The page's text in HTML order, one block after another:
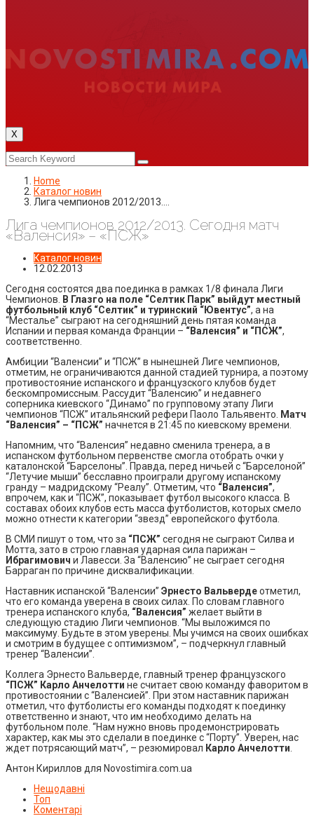
X
Home
Каталог новин
Лига чемпионов 2012/2013.…
Лига чемпионов 2012/2013. Сегодня матч
«Валенсия» – «ПСЖ»
Каталог новин
12.02.2013
Сегодня состоятся два поединка в рамках 1/8 финала Лиги
Чемпионов. В Глазго на поле “Селтик Парк” выйдут местный
футбольный клуб “Селтик” и туринский “Ювентус”, а на
“Месталье” сыграют на сегодняшний день пятая команда
Испании и первая команда Франции – “Валенсия” и “ПСЖ”,
соответственно.
Амбиции “Валенсии” и “ПСЖ” в нынешней Лиге чемпионов,
отметим, не ограничиваются данной стадией турнира, а поэтому
противостояние испанского и французского клубов будет
бескомпромиссным. Рассудит “Валенсию” и недавнего
соперника киевского “Динамо” по групповому этапу Лиги
чемпионов “ПСЖ” итальянский рефери Паоло Тальявенто. Матч
“Валенсия” – “ПСЖ” начнется в 21:45 по киевскому времени.
Напомним, что “Валенсия” недавно сменила тренера, а в
испанском футбольном первенстве смогла отобрать очки у
каталонской “Барселоны”. Правда, перед ничьей с “Барселоной”
“Летучие мыши” бесславно проиграли другому испанскому
гранду – мадридскому “Реалу”. Отметим, что “Валенсия”,
впрочем, как и “ПСЖ”, показывает футбол высокого класса. В
составах обоих клубов есть масса футболистов, которых смело
можно отнести к категории “звезд” европейского футбола.
В СМИ пишут о том, что за “ПСЖ” сегодня не сыграют Силва и
Мотта, зато в строю главная ударная сила парижан –
Ибрагимович и Лавесси. За “Валенсию” не сыграет сегодня
Барраган по причине дисквалификации.
Наставник испанской “Валенсии” Эрнесто Вальвердеотметил,
что его команда уверена в своих силах. По словам главного
тренера испанского клуба, “Валенсия” желает выйти в
следующую стадию Лиги чемпионов. “Мы выложимся по
максимуму. Будьте в этом уверены. Мы учимся на своих ошибках
и смотрим в будущее с оптимизмом”, – подчеркнул главный
тренер “Валенсии”.
Коллега Эрнесто Вальверде, главный тренер французского
“ПСЖ” Карло Анчелотти не считает свою команду фаворитом в
противостоянии с “Валенсией”. При этом наставник парижан
отметил, что футболисты его команды подходят к поединку
ответственно и знают, что им необходимо делать на
футбольном поле. “Нам нужно вновь продемонстрировать
характер, как мы это сделали в поединке с “Порту”. Уверен, нас
ждет потрясающий матч”, – резюмировал Карло Анчелотти
Антон Кириллов для Novostimira.com.ua
Нещодавні
Топ
Коментарі